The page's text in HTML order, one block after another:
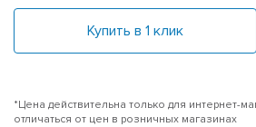
Купить в 1 клик
*Цена действительна только для интернет-
отличаться от цен в розничных магазинах